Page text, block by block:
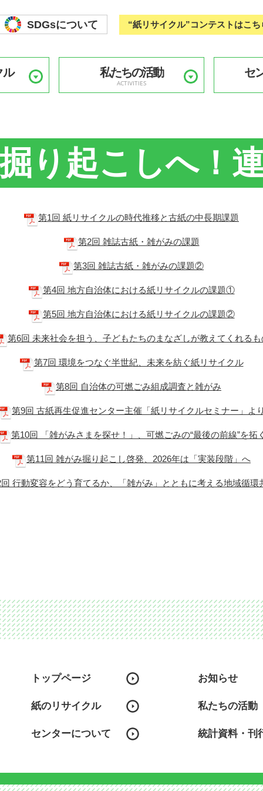
SDGsについて “紙リサイクル”コンテストはこち
ル 私たちの活動
ACTIVITIES
セ
り起こしへ！
第1回 紙リサイクルの時代推移と古紙の中長期課題
第2回 雑誌古紙・雑がみの課題
第3回 雑誌古紙・雑がみの課題②
第4回 地方自治体における紙リサイクルの課題①
第5回 地方自治体における紙リサイクルの課題②
第6回 未来社会を担う、子どもたちのまなざしが教えてくれるも
第7回 環境をつなぐ半世紀、未来を紡ぐ紙リサイクル
第8回 自治体の可燃ごみ組成調査と雑がみ
第9回 古紙再生促進センター主催「紙リサイクルセミナー」より
第10回 「雑がみさまを探せ！」、可燃ごみの“最後の前線”を拓く
第11回 雑がみ掘り起こし啓発、2026年は「実装段階」へ
行動変容をどう育てるか、「雑がみ」とともに考える地域循環
トップページ お知らせ
紙のリサイクル 私たちの活動
センターについて 統計資料・刊